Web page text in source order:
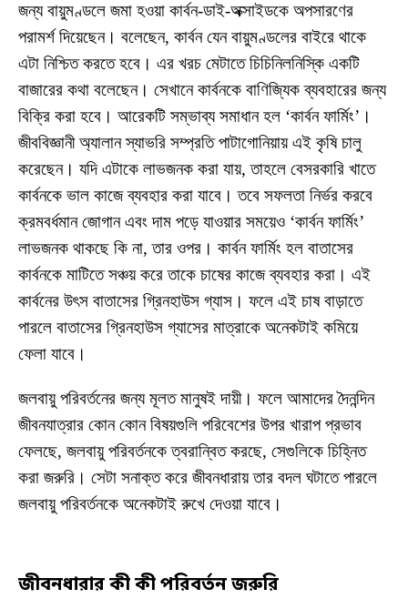
জন্য বায়ুমণ্ডলে জমা হওয়া কার্বন-ডাই-অক্সাইডকে অপসারণের
পরামর্শ দিয়েছেন। বলেছেন, কার্বন যেন বায়ুমণ্ডলের বাইরে থাকে
এটা নিশ্চিত করতে হবে। এর খরচ মেটাতে চিচিনিলনিস্কি একটি
বাজারের কথা বলেছেন। সেখানে কার্বনকে বাণিজ্যিক ব্যবহারের জন্য
বিক্রি করা হবে। আরেকটি সম্ভাব্য সমাধান হল ‘কার্বন ফার্মিং’।
জীববিজ্ঞানী অ্যালান স্যাভরি সম্প্রতি পাটাগোনিয়ায় এই কৃষি চালু
করেছেন। যদি এটাকে লাভজনক করা যায়, তাহলে বেসরকারি খাতে
কার্বনকে ভাল কাজে ব্যবহার করা যাবে। তবে সফলতা নির্ভর করবে
ক্রমবর্ধমান জোগান এবং দাম পড়ে যাওয়ার সময়েও ‘কার্বন ফার্মিং’
লাভজনক থাকছে কি না, তার ওপর। কার্বন ফার্মিং হল বাতাসের
কার্বনকে মাটিতে সঞ্চয় করে তাকে চাষের কাজে ব্যবহার করা। এই
কার্বনের উৎস বাতাসের গ্রিনহাউস গ্যাস। ফলে এই চাষ বাড়াতে
পারলে বাতাসের গ্রিনহাউস গ্যাসের মাত্রাকে অনেকটাই কমিয়ে
ফেলা যাবে।
জলবায়ু পরিবর্তনের জন্য মূলত মানুষই দায়ী। ফলে আমাদের দৈনন্দিন
জীবনযাত্রার কোন কোন বিষয়গুলি পরিবেশের উপর খারাপ প্রভাব
ফেলছে, জলবায়ু পরিবর্তনকে ত্বরান্বিত করছে, সেগুলিকে চিহ্নিত
করা জরুরি। সেটা সনাক্ত করে জীবনধারায় তার বদল ঘটাতে পারলে
জলবায়ু পরিবর্তনকে অনেকটাই রুখে দেওয়া যাবে।
জীবনধারার কী কী পরিবর্তন জরুরি